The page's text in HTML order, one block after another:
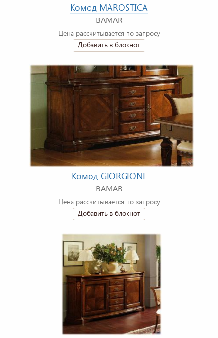
Комод MAROSTICA
BAMAR
Цена рассчитывается по запросу
Добавить в блокнот
Комод GIORGIONE
BAMAR
Цена рассчитывается по запросу
Добавить в блокнот